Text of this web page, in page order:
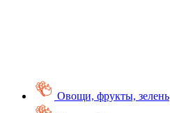
Овощи, фрукты, зелень